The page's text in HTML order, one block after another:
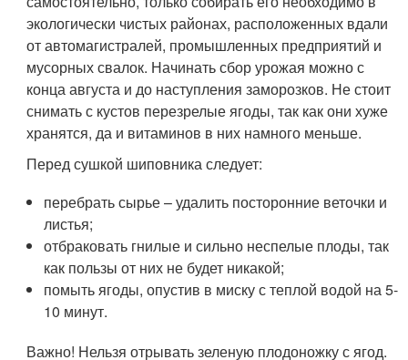
экологически чистых районах, расположенных вдали
от автомагистралей, промышленных предприятий и
мусорных свалок. Начинать сбор урожая можно с
конца августа и до наступления заморозков. Не стоит
снимать с кустов перезрелые ягоды, так как они хуже
хранятся, да и витаминов в них намного меньше.
Перед сушкой шиповника следует:
перебрать сырье – удалить посторонние веточки и
листья;
отбраковать гнилые и сильно неспелые плоды, так
как пользы от них не будет никакой;
помыть ягоды, опустив в миску с теплой водой на 5-
10 минут.
Важно! Нельзя отрывать зеленую плодоножку с ягод.